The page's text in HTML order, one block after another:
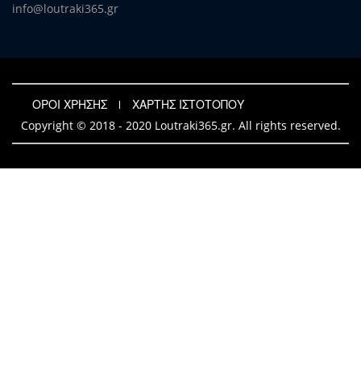
info@loutraki365.gr
ΟΡΟΙ ΧΡΗΣΗΣ
ΧΑΡΤΗΣ ΙΣΤΟΤΟΠΟΥ
Copyright © 2018 - 2020 Loutraki365.gr. All rights reserved.